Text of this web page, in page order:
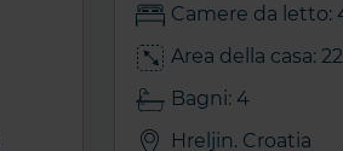
Camere da letto:
Area della casa:
Bagni: 4
Hreljin. Croatia